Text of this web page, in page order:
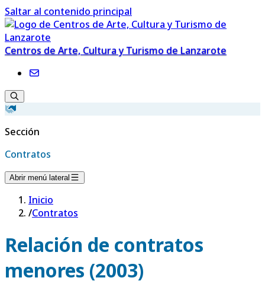
Saltar al contenido principal
Centros de Arte, Cultura y Turismo de Lanzarote
Sección
Contratos
Abrir menú lateral
Inicio
/Contratos
Relación de contratos
menores (2003)